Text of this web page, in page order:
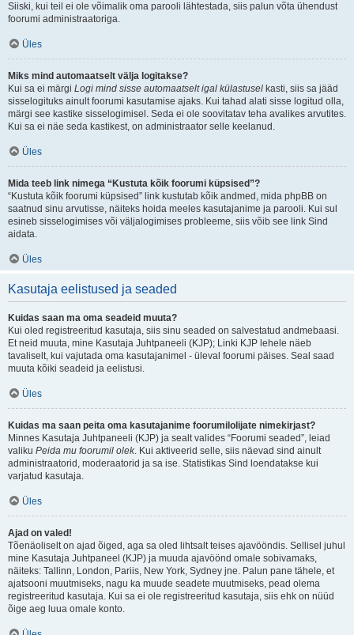
Siiski, kui teil ei ole võimalik oma parooli lähtestada, siis palun võta ühendust
foorumi administraatoriga.
Üles
Miks mind automaatselt välja logitakse?
Kui sa ei märgi Logi mind sisse automaatselt igal külastusel kasti, siis sa jääd
sisselogituks ainult foorumi kasutamise ajaks. Kui tahad alati sisse logitud olla,
märgi see kastike sisselogimisel. Seda ei ole soovitatav teha avalikes arvutites.
Kui sa ei näe seda kastikest, on administraator selle keelanud.
Üles
Mida teeb link nimega “Kustuta kõik foorumi küpsised”?
“Kustuta kõik foorumi küpsised” link kustutab kõik andmed, mida phpBB on
saatnud sinu arvutisse, näiteks hoida meeles kasutajanime ja parooli. Kui sul
esineb sisselogimises või väljalogimises probleeme, siis võib see link Sind
aidata.
Üles
Kasutaja eelistused ja seaded
Kuidas saan ma oma seadeid muuta?
Kui oled registreeritud kasutaja, siis sinu seaded on salvestatud andmebaasi.
Et neid muuta, mine Kasutaja Juhtpaneeli (KJP); Linki KJP lehele näeb
tavaliselt, kui vajutada oma kasutajanimel - üleval foorumi päises. Seal saad
muuta kõiki seadeid ja eelistusi.
Üles
Kuidas ma saan peita oma kasutajanime foorumilolijate nimekirjast?
Minnes Kasutaja Juhtpaneeli (KJP) ja sealt valides “Foorumi seaded”, leiad
valiku Peida mu foorumil olek. Kui aktiveerid selle, siis näevad sind ainult
administraatorid, moderaatorid ja sa ise. Statistikas Sind loendatakse kui
varjatud kasutaja.
Üles
Ajad on valed!
Tõenäoliselt on ajad õiged, aga sa oled lihtsalt teises ajavööndis. Sellisel juhul
mine Kasutaja Juhtpaneel (KJP) ja muuda ajavöönd omale sobivamaks,
näiteks: Tallinn, London, Pariis, New York, Sydney jne. Palun pane tähele, et
ajatsooni muutmiseks, nagu ka muude seadete muutmiseks, pead olema
registreeritud kasutaja. Kui sa ei ole registreeritud kasutaja, siis ehk on nüüd
õige aeg luua omale konto.